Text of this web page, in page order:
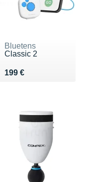
Bluetens
Classic 2
199 €
Vendu 199 €